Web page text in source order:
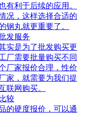
有利于后续的应用。
况，这样选择合适的
钢丸就更重要了。
发服务
实是为了批发购买更
厂需要批量购买不同
厂家报价合理，性价
家，就需要为我们提
联网购买。
较
的硬度报价，可以通